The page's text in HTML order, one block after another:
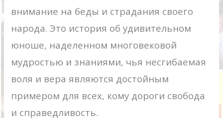
внимание на беды и страдания своего
народа. Это история об удивительном
юноше, наделенном многовековой
мудростью и знаниями, чья несгибаемая
воля и вера являются достойным
примером для всех, кому дороги свобода
и справедливость.